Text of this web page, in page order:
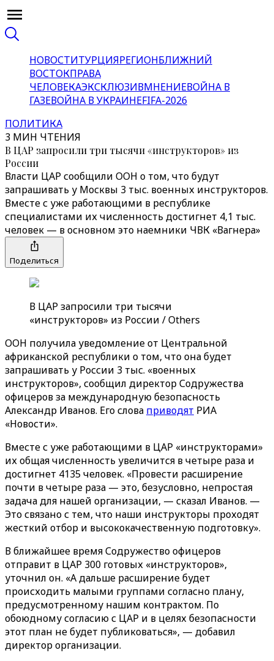
НОВОСТИТУРЦИЯРЕГИОНБЛИЖНИЙ
ВОСТОКПРАВА
ЧЕЛОВЕКАЭКСКЛЮЗИВМНЕНИЕВОЙНА В
ГАЗЕВОЙНА В УКРАИНЕFIFA-2026
ПОЛИТИКА
3 МИН ЧТЕНИЯ
В ЦАР запросили три тысячи «инструкторов» из
России
Власти ЦАР сообщили ООН о том, что будут
запрашивать у Москвы 3 тыс. военных инструкторов.
Вместе с уже работающими в республике
специалистами их численность достигнет 4,1 тыс.
человек — в основном это наемники ЧВК «Вагнера»
Поделиться
В ЦАР запросили три тысячи
«инструкторов» из России / Others
ООН получила уведомление от Центральной
африканской республики о том, что она будет
запрашивать у России 3 тыс. «военных
инструкторов», сообщил директор Содружества
офицеров за международную безопасность
Александр Иванов. Его слова приводят РИА
«Новости».
Вместе с уже работающими в ЦАР «инструкторами»
их общая численность увеличится в четыре раза и
достигнет 4135 человек. «Провести расширение
почти в четыре раза — это, безусловно, непростая
задача для нашей организации, — сказал Иванов. —
Это связано с тем, что наши инструкторы проходят
жесткий отбор и высококачественную подготовку».
В ближайшее время Содружество офицеров
отправит в ЦАР 300 готовых «инструкторов»,
уточнил он. «А дальше расширение будет
происходить малыми группами согласно плану,
предусмотренному нашим контрактом. По
обоюдному согласию с ЦАР и в целях безопасности
этот план не будет публиковаться», — добавил
директор организации.